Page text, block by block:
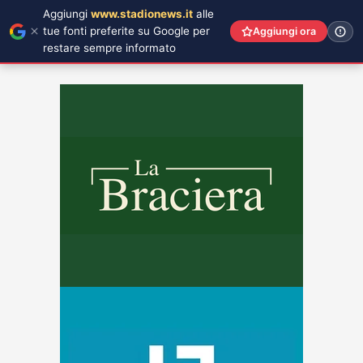
Aggiungi www.stadionews.it alle
tue fonti preferite su Google per
restare sempre informato
Aggiungi ora